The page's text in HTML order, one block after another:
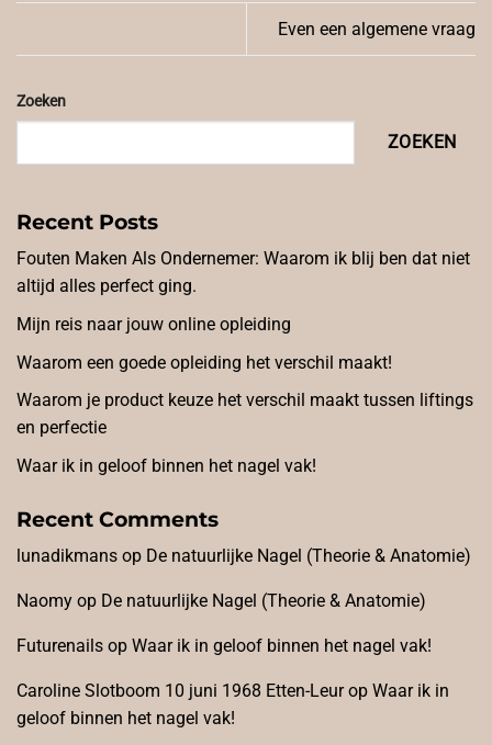
Even een algemene vraag
Zoeken
ZOEKEN
Recent Posts
Fouten Maken Als Ondernemer: Waarom ik blij ben dat niet
altijd alles perfect ging.
Mijn reis naar jouw online opleiding
Waarom een goede opleiding het verschil maakt!
Waarom je product keuze het verschil maakt tussen liftings
en perfectie
Waar ik in geloof binnen het nagel vak!
Recent Comments
lunadikmans op De natuurlijke Nagel (Theorie & Anatomie)
Naomy op De natuurlijke Nagel (Theorie & Anatomie)
Futurenails op Waar ik in geloof binnen het nagel vak!
Caroline Slotboom 10 juni 1968 Etten-Leurop Waar ik in
geloof binnen het nagel vak!